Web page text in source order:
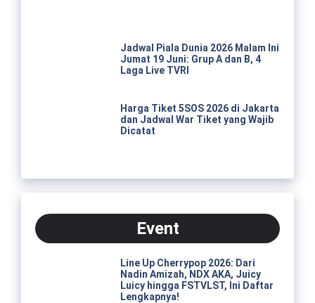
Jadwal Piala Dunia 2026 Malam Ini
Jumat 19 Juni: Grup A dan B, 4
Laga Live TVRI
Harga Tiket 5SOS 2026 di Jakarta
dan Jadwal War Tiket yang Wajib
Dicatat
Event
Line Up Cherrypop 2026: Dari
Nadin Amizah, NDX AKA, Juicy
Luicy hingga FSTVLST, Ini Daftar
Lengkapnya!